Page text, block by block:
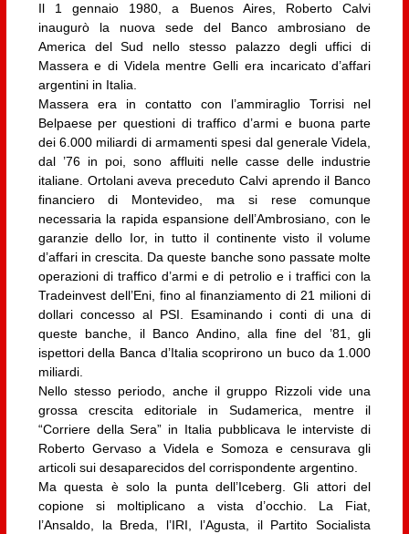
Il 1 gennaio 1980, a Buenos Aires, Roberto Calvi
inaugurò la nuova sede del Banco ambrosiano de
America del Sud nello stesso palazzo degli uffici di
Massera e di Videla mentre Gelli era incaricato d’affari
argentini in Italia.
Massera era in contatto con l’ammiraglio Torrisi nel
Belpaese per questioni di traffico d’armi e buona parte
dei 6.000 miliardi di armamenti spesi dal generale Videla,
dal ’76 in poi, sono affluiti nelle casse delle industrie
italiane. Ortolani aveva preceduto Calvi aprendo il Banco
financiero di Montevideo, ma si rese comunque
necessaria la rapida espansione dell’Ambrosiano, con le
garanzie dello Ior, in tutto il continente visto il volume
d’affari in crescita. Da queste banche sono passate molte
operazioni di traffico d’armi e di petrolio e i traffici con la
Tradeinvest dell’Eni, fino al finanziamento di 21 milioni di
dollari concesso al PSI. Esaminando i conti di una di
queste banche, il Banco Andino, alla fine del ’81, gli
ispettori della Banca d’Italia scoprirono un buco da 1.000
miliardi.
Nello stesso periodo, anche il gruppo Rizzoli vide una
grossa crescita editoriale in Sudamerica, mentre il
“Corriere della Sera” in Italia pubblicava le interviste di
Roberto Gervaso a Videla e Somoza e censurava gli
articoli sui desaparecidos del corrispondente argentino.
Ma questa è solo la punta dell’Iceberg. Gli attori del
copione si moltiplicano a vista d’occhio. La Fiat,
l’Ansaldo, la Breda, l’IRI, l’Agusta, il Partito Socialista